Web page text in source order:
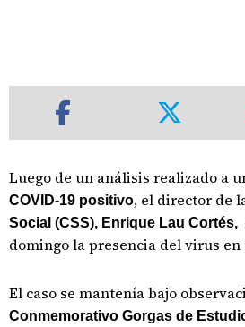
Luego de un análisis realizado a
COVID-19 positivo, el director de
Social (CSS), Enrique Lau Cortés,
domingo la presencia del virus en
El caso se mantenía bajo
Conmemorativo Gorgas de